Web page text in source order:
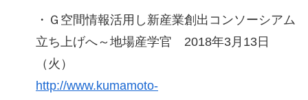
・Ｇ空間情報活用し新産業創出コンソーシアム
立ち上げへ～地場産学官 2018年3月13日
（火）
http://www.kumamoto-